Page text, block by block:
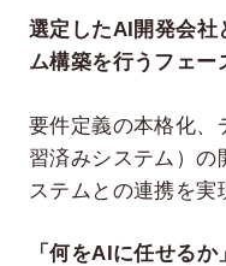
選定したAI開発会社
ム構築を行うフェー
要件定義の本格化、
習済みシステム）の
ステムとの連携を実
「何をAIに任せる